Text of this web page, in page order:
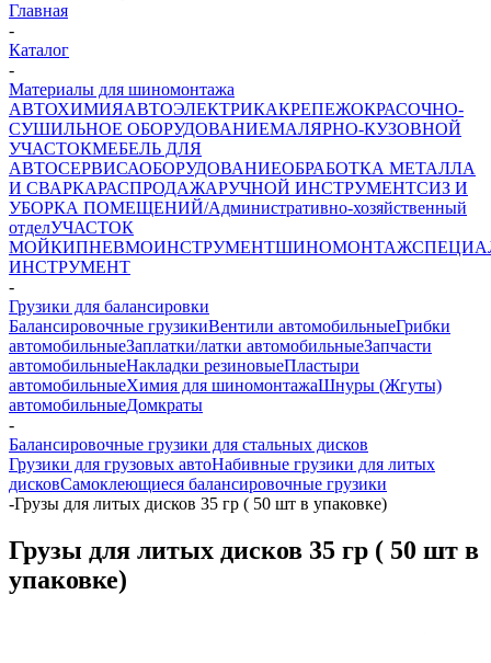
Главная
-
Каталог
-
Материалы для шиномонтажа
АВТОХИМИЯАВТОЭЛЕКТРИКАКРЕПЕЖОКРАСОЧНО-
СУШИЛЬНОЕ ОБОРУДОВАНИЕМАЛЯРНО-КУЗОВНОЙ
УЧАСТОКМЕБЕЛЬ ДЛЯ
АВТОСЕРВИСАОБОРУДОВАНИЕОБРАБОТКА МЕТАЛЛА
И СВАРКАРАСПРОДАЖАРУЧНОЙ ИНСТРУМЕНТСИЗ И
УБОРКА ПОМЕЩЕНИЙ/Административно-хозяйственный
отделУЧАСТОК
МОЙКИПНЕВМОИНСТРУМЕНТШИНОМОНТАЖ
ИНСТРУМЕНТ
-
Грузики для балансировки
Балансировочные грузикиВентили автомобильныеГрибки
автомобильныеЗаплатки/латки автомобильныеЗапчасти
автомобильныеНакладки резиновыеПластыри
автомобильныеХимия для шиномонтажаШнуры (Жгуты)
автомобильныеДомкраты
-
Балансировочные грузики для стальных дисков
Грузики для грузовых автоНабивные грузики для литых
дисковСамоклеющиеся балансировочные грузики
-Грузы для литых дисков 35 гр ( 50 шт в упаковке)
Грузы для литых дисков 35 гр ( 50 шт в
упаковке)